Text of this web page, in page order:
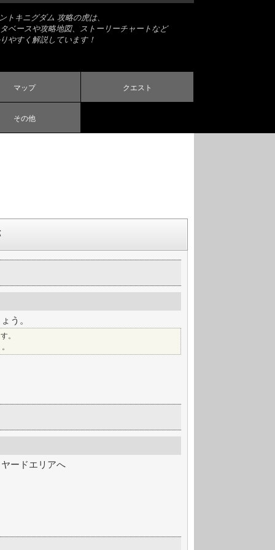
トキニグダム 攻略の虎は、
ベースや攻略地図、ストーリーチャートなど
やすく解説しています！
マップ クエスト
その他
う。
。
ードエリアへ